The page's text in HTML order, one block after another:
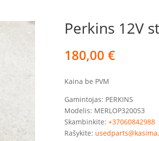
Perkins 12V
180,00 €
Kaina be PVM
Gamintojas: PERKINS
Modelis: MERLOP320053
Skambinkite: +37060842988
Rašykite: